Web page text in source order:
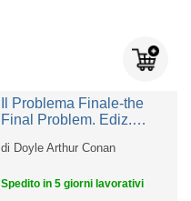
Il Problema Finale-the
Final Problem. Ediz.
di Doyle Arthur Conan
Spedito in 5 giorni lavorativi